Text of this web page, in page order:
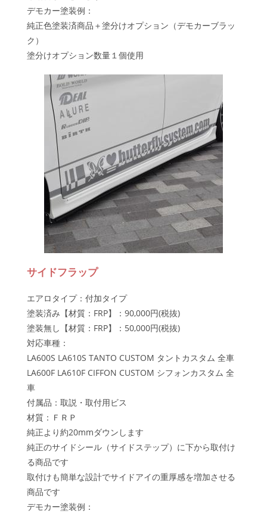
デモカー塗装例：
純正色塗装済商品＋塗分けオプション（デモカーブラッ
ク）
塗分けオプション数量１個使用
サイドフラップ
エアロタイプ：付加タイプ
塗装済み【材質：FRP】：90,000円(税抜)
塗装無し【材質：FRP】：50,000円(税抜)
対応車種：
LA600S LA610S TANTO CUSTOM タントカスタム 全車
LA600F LA610F CIFFON CUSTOM シフォンカスタム 全
車
付属品：取説・取付用ビス
材質：ＦＲＰ
純正より約20mmダウンします
純正のサイドシール（サイドステップ）に下から取付け
る商品です
取付けも簡単な設計でサイドアイの重厚感を増加させる
商品です
デモカー塗装例：